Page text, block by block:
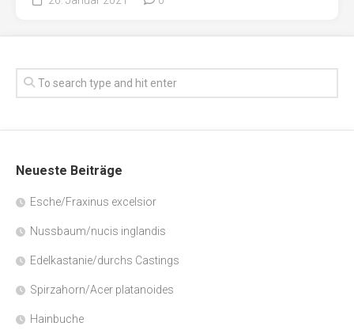
Neueste Beiträge
Esche/Fraxinus excelsior
Nussbaum/nucis inglandis
Edelkastanie/durchs Castings
Spirzahorn/Acer platanoides
Hainbuche